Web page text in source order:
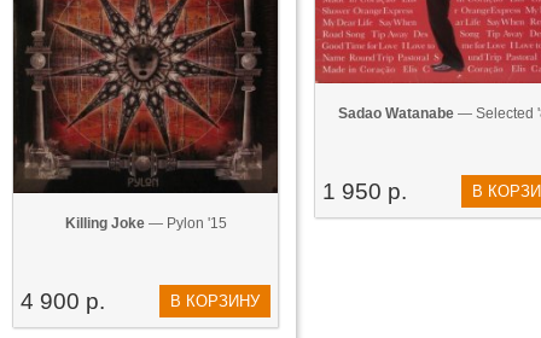
Killing Joke— Pylon '15
4 900 р. В КОРЗИНУ
Sadao Watanabe — Selected
1 950 р. В